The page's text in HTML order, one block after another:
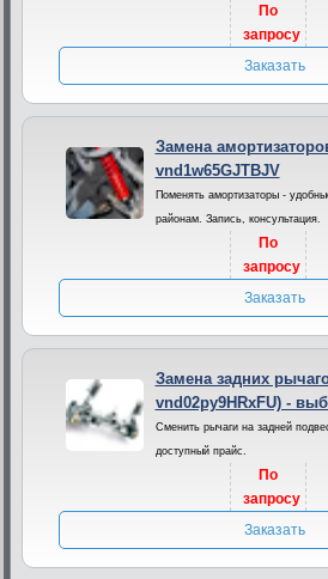
По
запросу
Заказать
Замена
vnd1w65GJTBJV
Поменять амортизаторы -
районам. Запись, консультация.
По
запросу
Заказать
Замена задних
vnd02py9HRxFU) -
Сменить рычаги на задней
доступный прайс.
По
запросу
Заказать